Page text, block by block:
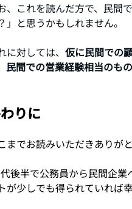
、これを読んだ方で、民間
」と思うかもしれません。
に対しては、 仮に民間での
民間での営業経験相当のも
りに
までお読みいただきありが
が少しでも得られていれば幸